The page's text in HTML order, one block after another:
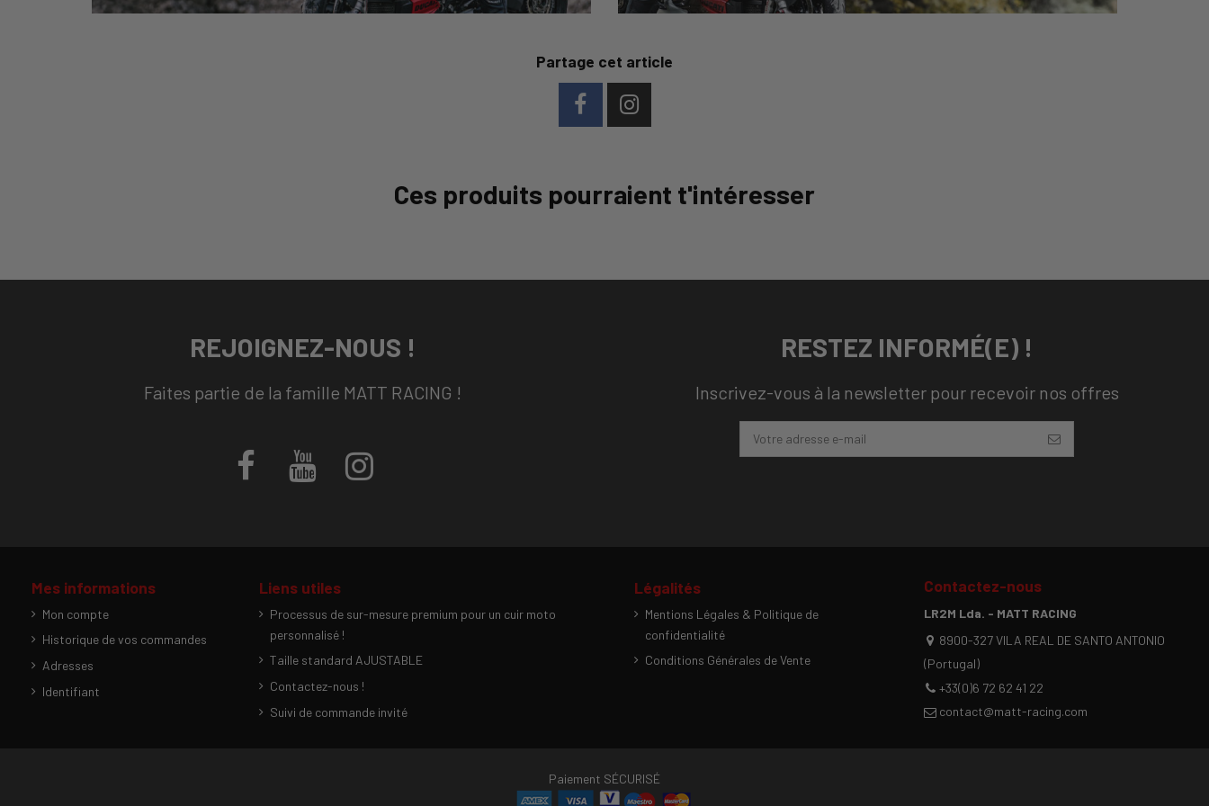
Partage cet article
Ces produits pourraient t'intéresser
REJOIGNEZ-NOUS !
Faites partie de la famille MATT RACING !
RESTEZ INFORMÉ(E) !
Inscrivez-vous à la newsletter pour recevoir nos offres
Mes informations
Mon compte
Historique de vos commandes
Adresses
Identifiant
Liens utiles
Processus de sur-mesure premium pour un cuir moto
personnalisé !
Taille standard AJUSTABLE
Contactez-nous !
Suivi de commande invité
Légalités
Mentions Légales & Politique de
confidentialité
Conditions Générales de Vente
Contactez-nous
LR2M Lda. - MATT RACING
8900-327 VILA REAL DE SANTO ANTONIO
(Portugal)
+33(0)6 72 62 41 22
contact@matt-racing.com
Paiement SÉCURISÉ